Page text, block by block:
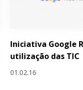
Iniciativa Google
utilização das TIC
01.02.16